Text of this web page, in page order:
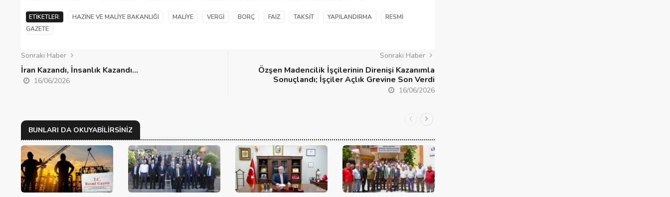
ETIKETLER: HAZINE VE MALIYE BAKANLIĞI MALIYE VERGI BORÇ FAIZ TAKSIT YAPILANDIRMA
RESMI
GAZETE
Sonraki Haber
İran Kazandı, İnsanlık Kazandı...
16/06/2026
Sonraki Haber
Özşen Madencilik İşçilerinin Direnişi Kazanımla
Sonuçlandı; İşçiler Açlık Grevine Son Verdi
16/06/2026
BUNLARI DA OKUYABILIRSINIZ